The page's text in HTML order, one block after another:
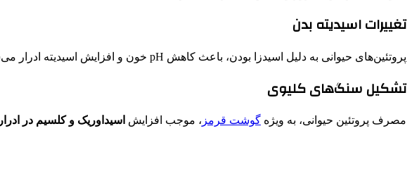
تغییرات اسیدیته بدن
پروتئین‌های حیوانی به دلیل اسیدزا بودن، باعث کاهش pH خون و افزایش اسیدیته ادرار می‌شوند. این اسید اضافی، سیستم‌های بافری بدن را تحت فشار قرار داده و عملکرد کلیه‌ها را تحت تأثیر قرار می‌دهد.
تشکیل سنگ‌های کلیوی
مصرف پروتئین حیوانی، به ویژه گوشت قرمز ، موجب افزایش اسیداوریک و کلسیم در ادرار